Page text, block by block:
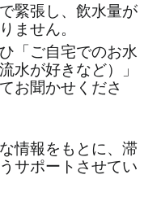
緊張し、飲水量が
ません。
「ご自宅でのお水
水が好きなど）」
お聞かせくださ
情報をもとに、滞
サポートさせてい